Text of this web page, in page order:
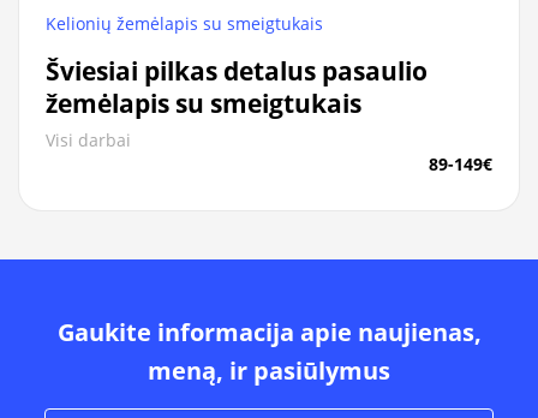
Kelionių žemėlapis su smeigtukais
Šviesiai pilkas detalus pasaulio
žemėlapis su smeigtukais
Visi darbai
89-149€
Gaukite informacija apie naujienas,
meną, ir pasiūlymus